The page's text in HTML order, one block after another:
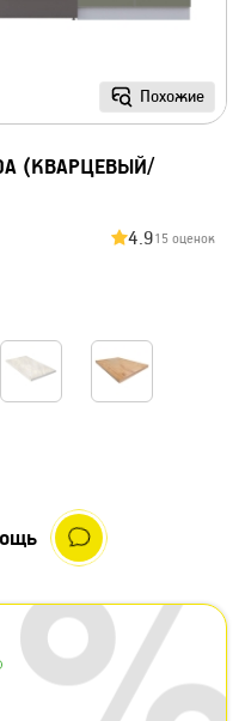
Похожие
(КВАРЦЕВЫЙ/
4.915 оценок